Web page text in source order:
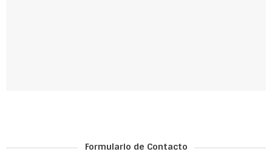
Formulario de Contacto